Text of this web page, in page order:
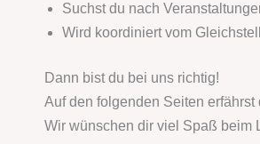
Suchst du nach
Wird koordiniert vom
Dann bist du bei uns richtig!
Auf den folgenden Seiten
Wir wünschen dir viel Spaß beim